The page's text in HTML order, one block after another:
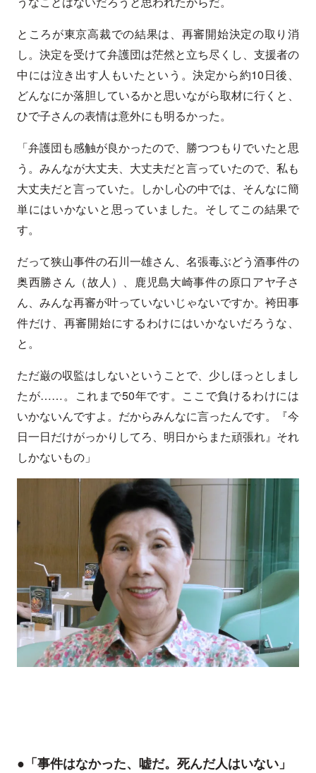
ところが東京高裁での結果は、再審開始決定の取り消
し。決定を受けて弁護団は茫然と立ち尽くし、支援者の
中には泣き出す人もいたという。決定から約10日後、
どんなにか落胆しているかと思いながら取材に行くと、
ひで子さんの表情は意外にも明るかった。
「弁護団も感触が良かったので、勝つつもりでいたと思
う。みんなが大丈夫、大丈夫だと言っていたので、私も
大丈夫だと言っていた。しかし心の中では、そんなに簡
単にはいかないと思っていました。そしてこの結果で
す。
だって狭山事件の石川一雄さん、名張毒ぶどう酒事件の
奥西勝さん（故人）、鹿児島大崎事件の原口アヤ子さ
ん、みんな再審が叶っていないじゃないですか。袴田事
件だけ、再審開始にするわけにはいかないだろうな、
と。
ただ巌の収監はしないということで、少しほっとしまし
たが……。これまで50年です。ここで負けるわけには
いかないんですよ。だからみんなに言ったんです。『今
日一日だけがっかりしてろ、明日からまた頑張れ』それ
しかないもの」
●「事件はなかった、嘘だ。死んだ人はいない」